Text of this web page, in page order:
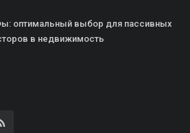
оптимальный выбор для пассивных
в недвижимость